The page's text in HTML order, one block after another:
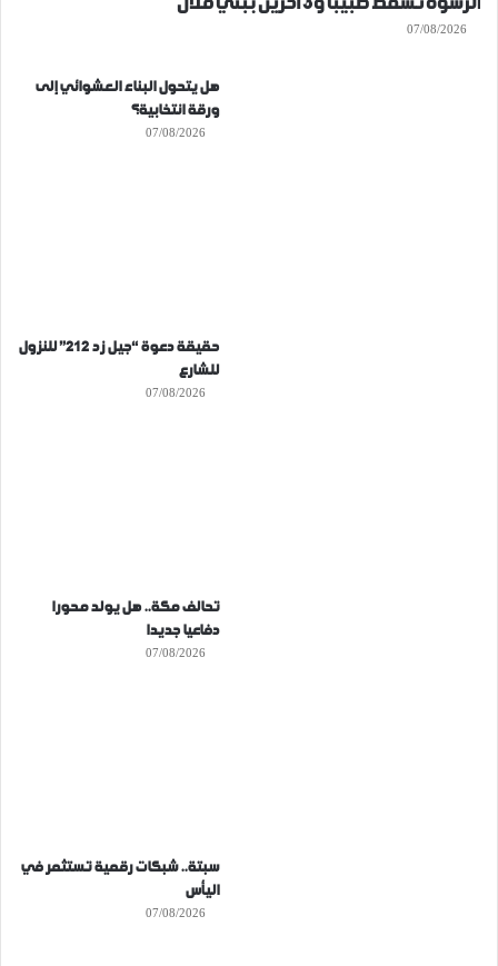
07/08/2026
هل يتحول البناء العشوائي إلى
ورقة انتخابية؟
07/08/2026
حقيقة دعوة “جيل زد 212” للنزول
للشارع
07/08/2026
تحالف مكة.. هل يولد محورا
دفاعيا جديدا
07/08/2026
سبتة.. شبكات رقمية تستثمر في
اليأس
07/08/2026